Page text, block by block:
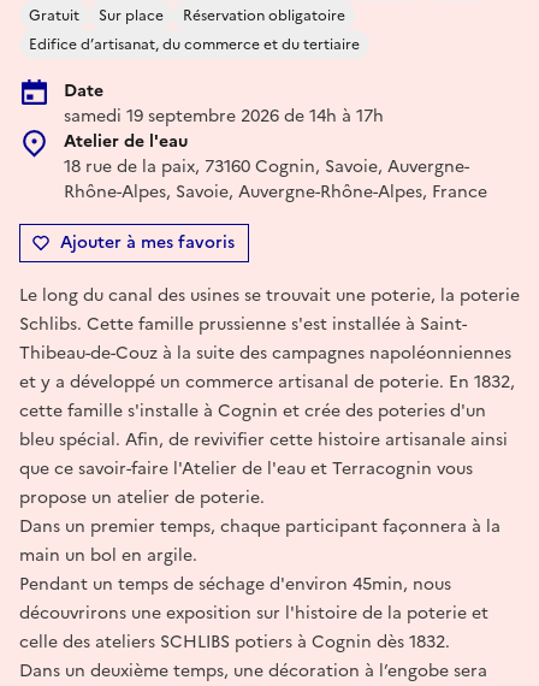
Gratuit
Sur place
Réservation obligatoire
Edifice d’artisanat, du commerce et du tertiaire
Date
samedi 19 septembre 2026 de 14h à 17h
Atelier de l'eau
18 rue de la paix, 73160 Cognin, Savoie, Auvergne-
Rhône-Alpes, Savoie, Auvergne-Rhône-Alpes, France
Ajouter à mes favoris
Le long du canal des usines se trouvait une poterie, la poterie
Schlibs. Cette famille prussienne s'est installée à Saint-
Thibeau-de-Couz à la suite des campagnes napoléonniennes
et y a développé un commerce artisanal de poterie. En 1832,
cette famille s'installe à Cognin et crée des poteries d'un
bleu spécial. Afin, de revivifier cette histoire artisanale ainsi
que ce savoir-faire l'Atelier de l'eau et Terracognin vous
propose un atelier de poterie.
Dans un premier temps, chaque participant façonnera à la
main un bol en argile.
Pendant un temps de séchage d'environ 45min, nous
découvrirons une exposition sur l'histoire de la poterie et
celle des ateliers SCHLIBS potiers à Cognin dès 1832.
Dans un deuxième temps, une décoration à l’engobe sera